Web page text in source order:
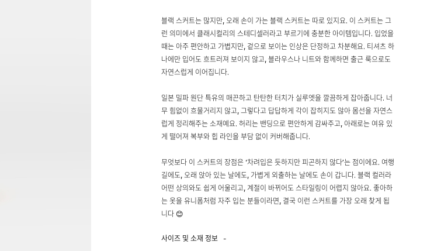
블랙 스커트는 많지만, 오래 손이 가는 블랙 스커트는 따로 있지요. 이 스커트는 그
런 의미에서 클래시컬리의 스테디셀러라고 부르기에 충분한 아이템입니다. 입었을
때는 아주 편안하고 가볍지만, 겉으로 보이는 인상은 단정하고 차분해요. 티셔츠 하
나에만 입어도 흐트러져 보이지 않고, 블라우스나 니트와 함께하면 출근 룩으로도
자연스럽게 이어집니다.
일본 밀파 원단 특유의 매끈하고 탄탄한 터치가 실루엣을 깔끔하게 잡아줍니다. 너
무 힘없이 흐물거리지 않고, 그렇다고 답답하게 각이 잡히지도 않아 몸선을 자연스
럽게 정리해주는 소재예요. 허리는 밴딩으로 편안하게 감싸주고, 아래로는 여유 있
게 떨어져 복부와 힙 라인을 부담 없이 커버해줍니다.
무엇보다 이 스커트의 장점은 ‘차려입은 듯하지만 피곤하지 않다’는 점이에요. 여행
길에도, 오래 앉아 있는 날에도, 가볍게 외출하는 날에도 손이 갑니다. 블랙 컬러라
어떤 상의와도 쉽게 어울리고, 계절이 바뀌어도 스타일링이 어렵지 않아요. 좋아하
는 옷을 유니폼처럼 자주 입는 분들이라면, 결국 이런 스커트를 가장 오래 찾게 됩
니다 😊
사이즈 및 소재 정보 -